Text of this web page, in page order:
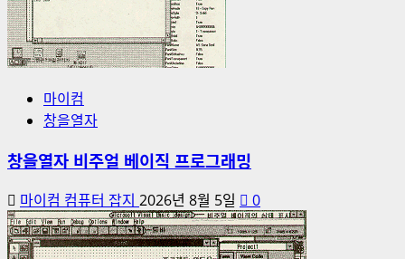
마이컴
창을열자
창을열자 비주얼 베이직 프로그래밍
마이컴 컴퓨터 잡지 2026년 8월 5일 0